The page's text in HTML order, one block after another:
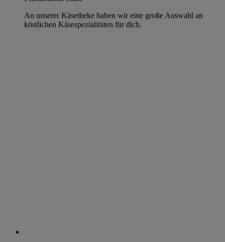
An unserer Käsetheke haben wir eine große Auswahl an
köstlichen Käsespezialitäten für dich.